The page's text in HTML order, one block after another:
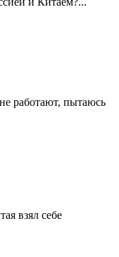
работают, пытаюсь
взял себе